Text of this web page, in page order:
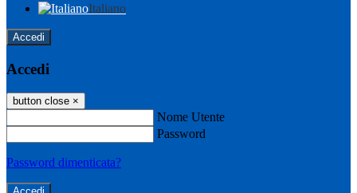
Italiano
Accedi
Accedi
button close ×
Nome Utente
Password
Password dimenticata?